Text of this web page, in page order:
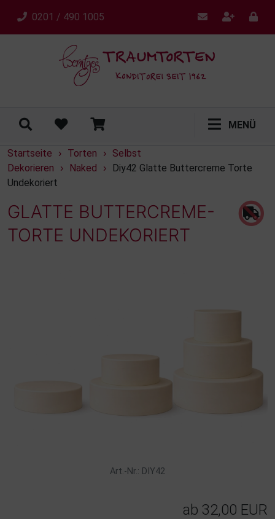
0201 / 490 1005
MENÜ
Startseite › Torten ›
Selbst
Dekorieren
› Naked ›
Diy42 Glatte Buttercreme Torte
Undekoriert
GLATTE BUTTERCREME-
TORTE UNDEKORIERT
Art.-Nr.: DIY42
ab 32,00 EUR